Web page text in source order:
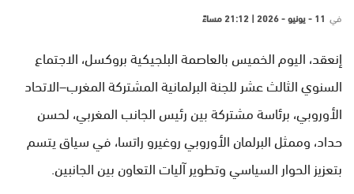
في 11 - يونيو - 2026 | 21:12 مساءً
إنعقد، اليوم الخميس بالعاصمة البلجيكية بروكسل، الاجتماع
السنوي الثالث عشر للجنة البرلمانية المشتركة المغرب–الاتحاد
الأوروبي، برئاسة مشتركة بين رئيس الجانب المغربي، لحسن
حداد، وممثل البرلمان الأوروبي روغيرو راتسا، في سياق يتسم
بتعزيز الحوار السياسي وتطوير آليات التعاون بين الجانبين.